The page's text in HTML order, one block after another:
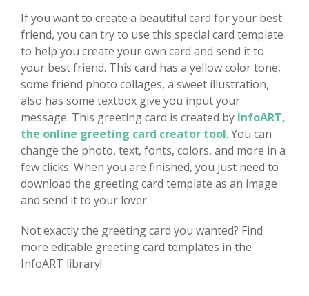
If you want to create a beautiful card for your best
friend, you can try to use this special card template
to help you create your own card and send it to
your best friend. This card has a yellow color tone,
some friend photo collages, a sweet illustration,
also has some textbox give you input your
message. This greeting card is created by InfoART,
the online greeting card creator tool. You can
change the photo, text, fonts, colors, and more in a
few clicks. When you are finished, you just need to
download the greeting card template as an image
and send it to your lover.
Not exactly the greeting card you wanted? Find
more editable greeting card templates in the
InfoART library!